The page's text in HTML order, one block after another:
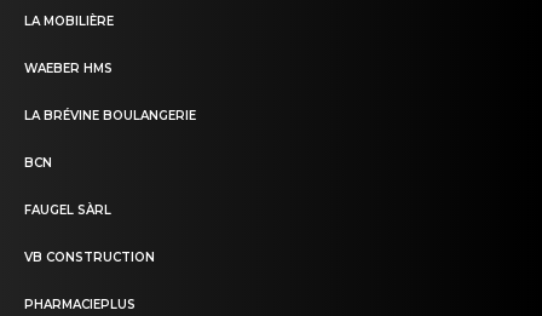
LA MOBILIÈRE
WAEBER HMS
LA BRÉVINE BOULANGERIE
BCN
FAUGEL SÀRL
VB CONSTRUCTION
PHARMACIEPLUS